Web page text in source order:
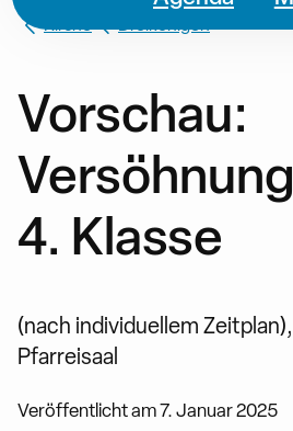
Kirche Dreikönigen
Vorschau:
4. Klasse
(nach individuellem
Pfarreisaal
Veröffentlicht am7. Januar 2025